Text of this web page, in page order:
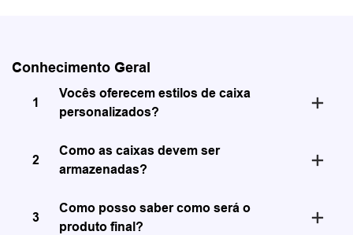
Conhecimento Geral
1
Vocês oferecem estilos de caixa
personalizados?
2
Como as caixas devem ser
armazenadas?
3
Como posso saber como será o
produto final?